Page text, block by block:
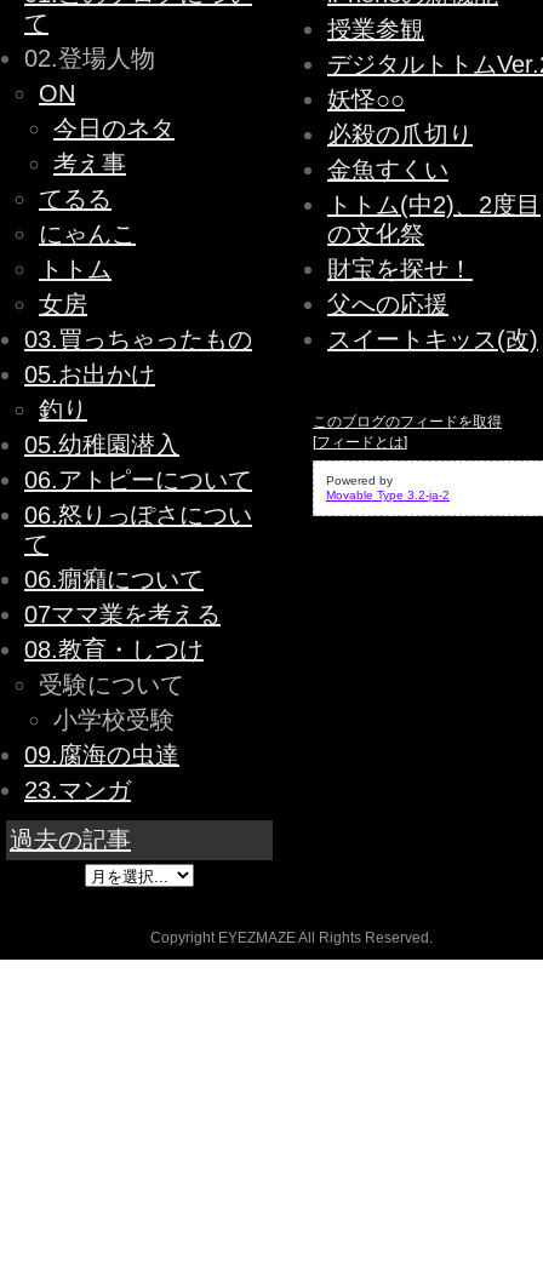
て
02.登場人物
ON
今日のネタ
考え事
てるる
にゃんこ
トトム
女房
03.買っちゃったもの
05.お出かけ
釣り
05.幼稚園潜入
06.アトピーについて
06.怒りっぽさについ
て
06.癇癪について
07ママ業を考える
08.教育・しつけ
受験について
小学校受験
09.腐海の虫達
23.マンガ
過去の記事
授業参観
デジタルトトム
妖怪○○
必殺の爪切り
金魚すくい
トトム(中2)、2度目
の文化祭
財宝を探せ！
父への応援
スイートキッス(改)
このブログのフィードを取得
[フィードとは]
Powered by
Movable Type 3.2-ja-2
Copyright EYEZMAZE All Rights Reserved.